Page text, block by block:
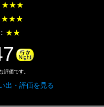
★★★
★★★
★★
評価です。
出・評価を見る